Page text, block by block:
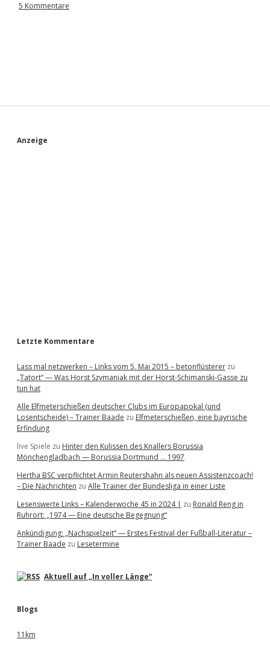
s
5 Kommentare
S
Anzeige
Letzte Kommentare
Lass mal netzwerken – Links vom 5. Mai 2015 – betonflüsterer zu
„Tatort“ — Was Horst Szymaniak mit der Horst-Schimanski-Gasse zu
tun hat
Alle Elfmeterschießen deutscher Clubs im Europapokal (und
Losentscheide) – Trainer Baade zu Elfmeterschießen, eine bayrische
Erfindung
live Spiele zu Hinter den Kulissen des Knallers Borussia
Mönchengladbach — Borussia Dortmund … 1997
Hertha BSC verpflichtet Armin Reutershahn als neuen Assistenzcoach!
– Die Nachrichten zu Alle Trainer der Bundesliga in einer Liste
Lesenswerte Links – Kalenderwoche 45 in 2024 | zu Ronald Reng in
Ruhrort: „1974 — Eine deutsche Begegnung“
Ankündigung: „Nachspielzeit“ — Erstes Festival der Fußball-Literatur –
Trainer Baade zu Lesetermine
Aktuell auf „In voller Länge“
Blogs
11km